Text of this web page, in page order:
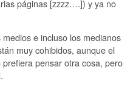
páginas [zzzz….]) y ya no
e incluso los medianos
muy cohibidos, aunque el
pensar otra cosa, pero